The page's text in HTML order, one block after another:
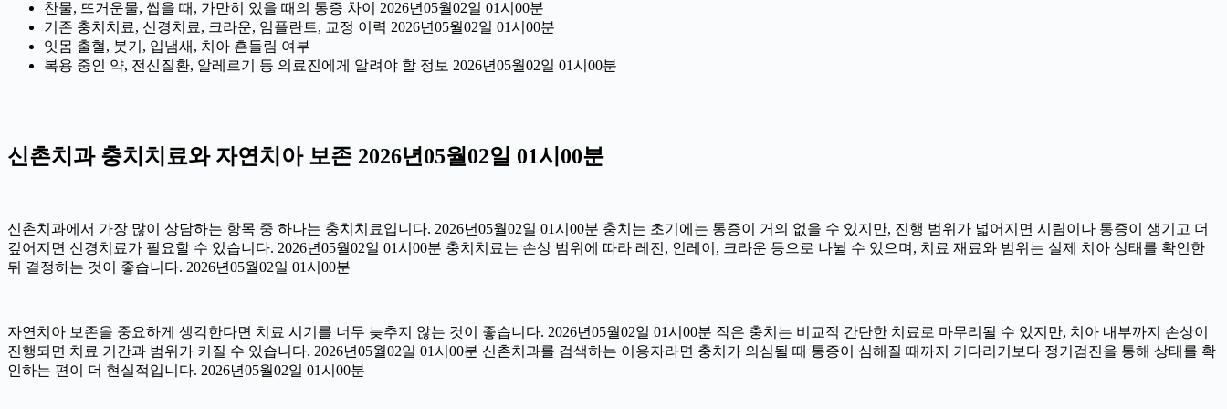
찬물, 뜨거운물, 씹을 때, 가만히 있을 때의 통증 차이 2026년05월02일 01시00분
기존 충치치료, 신경치료, 크라운, 임플란트, 교정 이력 2026년05월02일 01시00분
잇몸 출혈, 붓기, 입냄새, 치아 흔들림 여부
복용 중인 약, 전신질환, 알레르기 등 의료진에게 알려야 할 정보 2026년05월02일 01시00분
신촌치과 충치치료와 자연치아 보존 2026년05월02일 01시00분
신촌치과에서 가장 많이 상담하는 항목 중 하나는 충치치료입니다. 2026년05월02일 01시00분 충치는 초기에는 통증이 거의 없을 수 있지만, 진행 범위가 넓어지면 시림이나 통증이 생기고 더
깊어지면 신경치료가 필요할 수 있습니다. 2026년05월02일 01시00분 충치치료는 손상 범위에 따라 레진, 인레이, 크라운 등으로 나뉠 수 있으며, 치료 재료와 범위는 실제 치아 상태를 확인한
뒤 결정하는 것이 좋습니다. 2026년05월02일 01시00분
자연치아 보존을 중요하게 생각한다면 치료 시기를 너무 늦추지 않는 것이 좋습니다. 2026년05월02일 01시00분 작은 충치는 비교적 간단한 치료로 마무리될 수 있지만, 치아 내부까지 손상이
진행되면 치료 기간과 범위가 커질 수 있습니다. 2026년05월02일 01시00분 신촌치과를 검색하는 이용자라면 충치가 의심될 때 통증이 심해질 때까지 기다리기보다 정기검진을 통해 상태를 확
인하는 편이 더 현실적입니다. 2026년05월02일 01시00분